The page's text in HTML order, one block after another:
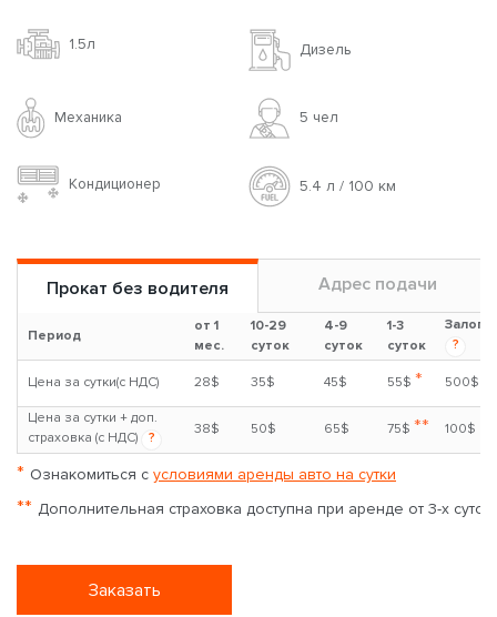
1.5л Дизель
Механика 5 чел
Кондиционер 5.4 л / 100 км
Прокат без водителя Адрес подачи
Период
от 1
мес.
10-29
суток
4-9
суток
1-3
суток
Залог
?
Цена за сутки(с НДС) 28$ 35$ 45$ 55$ * 500$
Цена за сутки + доп.
страховка (с НДС)
?
38$ 50$ 65$ 75$ ** 100$
* Ознакомиться с условиями аренды авто на сутки
** Дополнительная страховка доступна при аренде от 3-х суток
Заказать